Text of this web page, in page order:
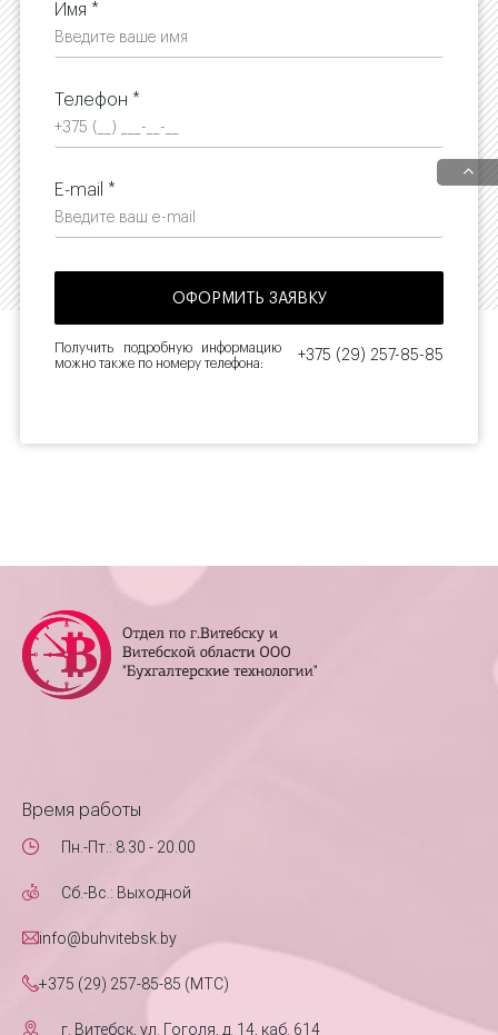
Имя *
Телефон *
E-mail *
Получить подробную информацию
можно также по номеру телефона:
+375 (29) 257-85-85
Время работы
Пн.-Пт.: 8.30 - 20.00
Сб.-Вс.: Выходной
info@buhvitebsk.by
+375 (29) 257-85-85 (MTC)
г. Витебск, ул. Гоголя, д. 14, каб. 614